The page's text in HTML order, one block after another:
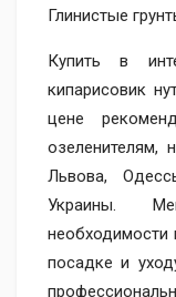
Глинистые
Купить в
кипарисовик
цене
озеленителям,
Львова,
Украины.
необходимости
посадке и